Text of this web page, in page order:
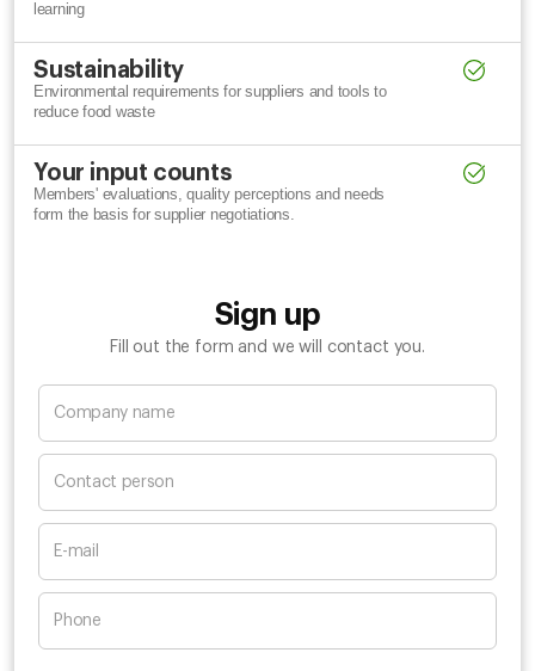
learning
Sustainability
Environmental requirements for suppliers and tools to
reduce food waste
Your input counts
Members' evaluations, quality perceptions and needs
form the basis for supplier negotiations.
Sign up
Fill out the form and we will contact you.